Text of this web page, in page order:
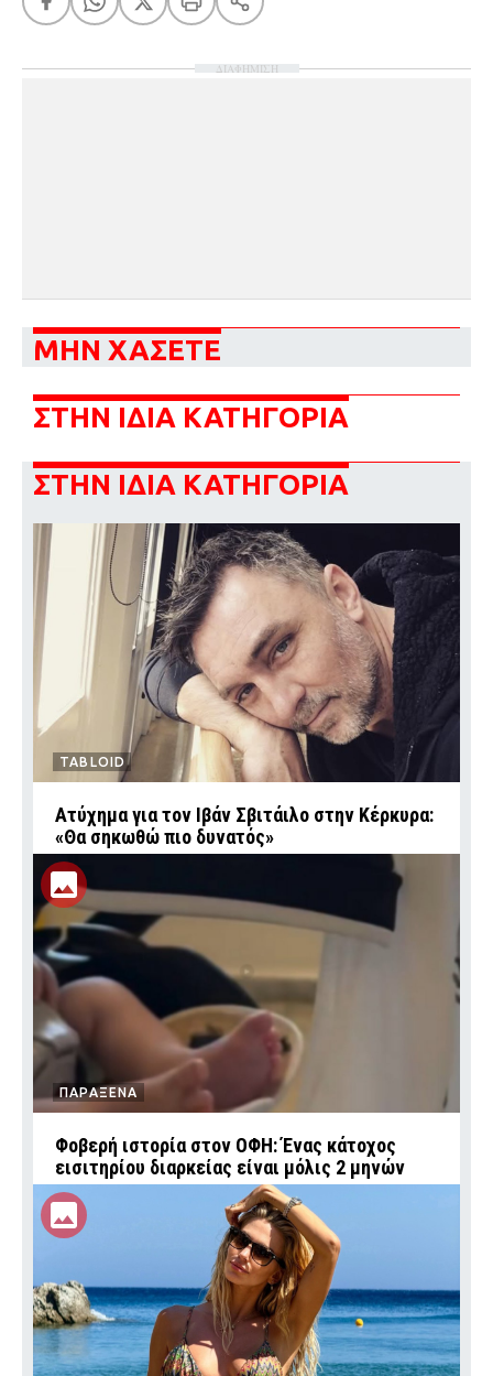
ΔΙΑΦΗΜΙΣΗ
ΜΗΝ ΧΑΣΕΤΕ
ΣΤΗΝ ΙΔΙΑ ΚΑΤΗΓΟΡΙΑ
ΣΤΗΝ ΙΔΙΑ ΚΑΤΗΓΟΡΙΑ
TABLOID
Ατύχημα για τον Ιβάν Σβιτάιλο στην Κέρκυρα:
«Θα σηκωθώ πιο δυνατός»
ΠΑΡΑΞΕΝΑ
Φοβερή ιστορία στον ΟΦΗ: Ένας κάτοχος
εισιτηρίου διαρκείας είναι μόλις 2 μηνών